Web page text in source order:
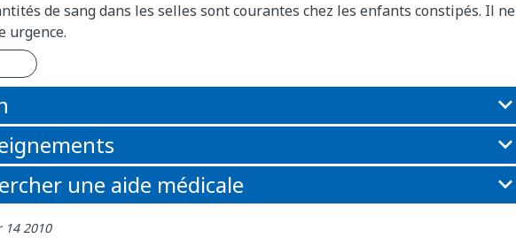
de sang dans les selles sont courantes chez les enfants constipés. Il ne
urgence.
une aide médicale
14 2010